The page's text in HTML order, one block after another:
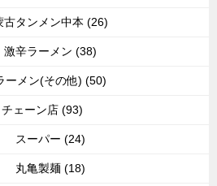
古タンメン中本 (26)
激辛ラーメン (38)
ーメン(その他) (50)
チェーン店 (93)
スーパー (24)
丸亀製麺 (18)